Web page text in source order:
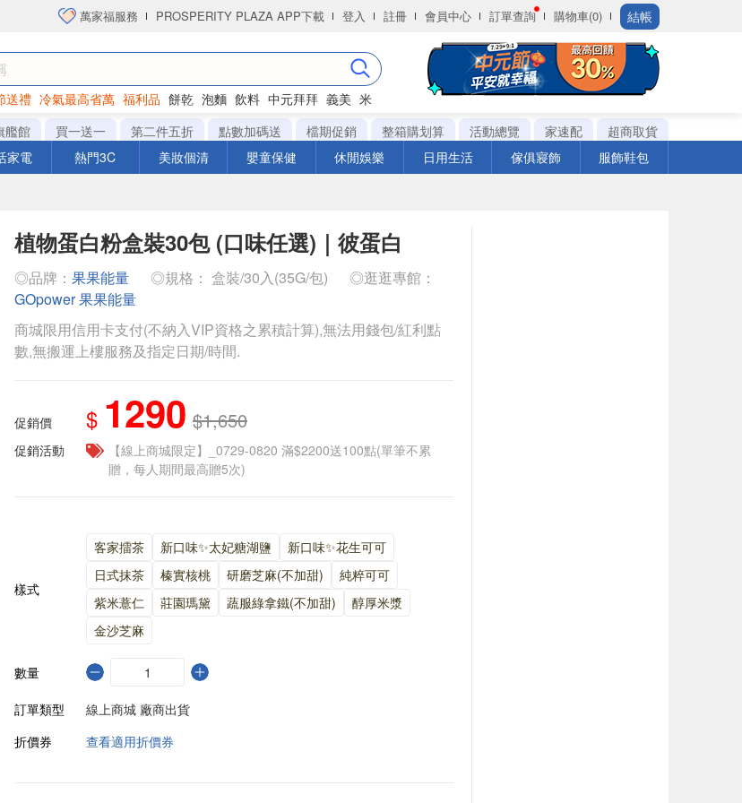
萬家福服務 PROSPERITY PLAZA APP下載 登入 註冊 會員中心 訂單查詢 購物車(0) 結帳
送禮 冷氣最高省萬 福利品 餅乾 泡麵 飲料 中元拜拜 義美 米
艦館 買一送一 第二件五折 點數加碼送 檔期促銷 整箱購划算 活動總覽 家速配
超商取貨
家電 熱門3C 美妝個清 嬰童保健 休閒娛樂 日用生活 傢俱寢飾 服飾鞋包
植物蛋白粉盒裝30包 (口味任選)｜彼蛋白
◎品牌： 果果能量 ◎規格： 盒裝/30入(35G/包)
◎逛逛專館：
GOpower 果果能量
商城限用信用卡支付(不納入VIP資格之累積計算),無法用錢包/紅利點
數,無搬運上樓服務及指定日期/時間.
促銷價 $ 1290 $1,650
促銷活動
【線上商城限定】_0729-0820 滿$2200送100點(單筆不累
贈，每人期間最高贈5次)
樣式
客家擂茶 新口味✨太妃糖湖鹽
新口味✨花生可可
日式抹茶
榛實核桃 研磨芝麻(不加甜)
純粹可可
紫米薏仁
莊園瑪黛 蔬服綠拿鐵(不加甜)
醇厚米漿
金沙芝麻
數量
訂單類型
線上商城 廠商出貨
折價券
查看適用折價券